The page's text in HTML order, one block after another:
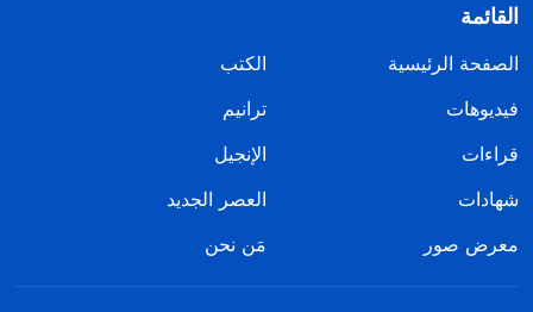
القائمة
الصفحة الرئيسية
الكتب
فيديوهات
ترانيم
قراءات
الإنجيل
شهادات
العصر الجديد
معرض صور
مَن نحن